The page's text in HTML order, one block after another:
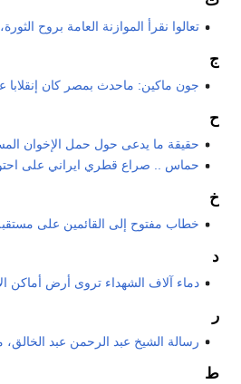
تعالوا نقرأ الموازنة العامة بروح
ج
جون ماكين: ماحدث بمصر كان إنقلابا
ح
حقيقة ما يدعى حول حمل الإخوان
حماس .. صراع قطري ايراني على
خ
خطاب مفتوح إلى القائمين على
د
دماء آلاف الشهداء تروى أرض أماكن
ر
رسالة الشيخ عبد الرحمن عبد الخالق،
ط